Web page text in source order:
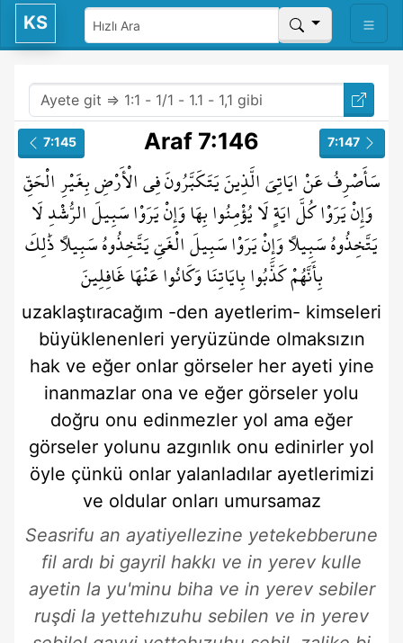
KS
7:145 7:147
Araf 7:146
سَأَصْرِفُعَنْايَاتِيَالَّذِينَيَتَكَبَّرُونَفِيالْأَرْضِبِغَيْرِالْحَقِّ
وَإِنْيَرَوْاكُلَّايَةٍلَايُؤْمِنُوابِهَاوَإِنْيَرَوْاسَبِيلَالرُّشْدِلَا
يَتَّخِذُوهُسَبِيلًاوَإِنْيَرَوْاسَبِيلَالْغَيِّيَتَّخِذُوهُسَبِيلًاذَٰلِكَ
بِأَنَّهُمْكَذَّبُوابِايَاتِنَاوَكَانُواعَنْهَاغَافِلِينَ
uzaklaştıracağım -den ayetlerim- kimseleri
büyüklenenleri yeryüzünde olmaksızın
hak ve eğer onlar görseler her ayeti yine
inanmazlar ona ve eğer görseler yolu
doğru onu edinmezler yol ama eğer
görseler yolunu azgınlık onu edinirler yol
öyle çünkü onlar yalanladılar ayetlerimizi
ve oldular onları umursamaz
Seasrifu an ayatiyellezine yetekebberune
fil ardı bi gayril hakkı ve in yerev kulle
ayetin la yu'minu biha ve in yerev sebiler
ruşdi la yettehızuhu sebilen ve in yerev